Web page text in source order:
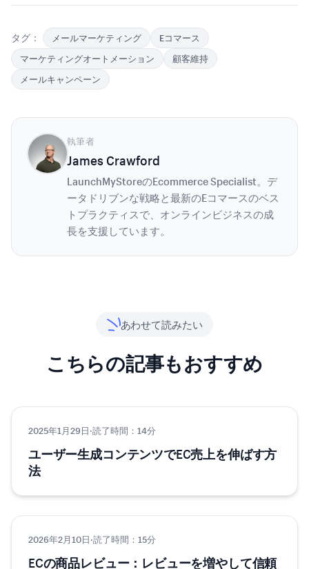
タグ： メールマーケティング
Eコマース
マーケティングオートメーション
顧客維持
メールキャンペーン
執筆者
James Crawford
LaunchMyStoreのEcommerce Specialist。デ
ータドリブンな戦略と最新のEコマースのベス
トプラクティスで、オンラインビジネスの成
長を支援しています。
あわせて読みたい
こちらの記事もおすすめ
マーケティング
2025年1月29日·読了時間：14分
ユーザー生成コンテンツでEC売上を伸ばす方
法
マーケティング
2026年2月10日·読了時間：15分
ECの商品レビュー：レビューを増やして信頼